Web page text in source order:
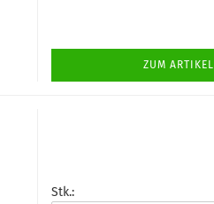
ZUM ARTIKEL
Stk.: